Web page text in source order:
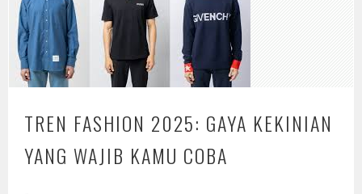
TREN FASHION 2025: GAYA KEKINIAN
YANG WAJIB KAMU COBA